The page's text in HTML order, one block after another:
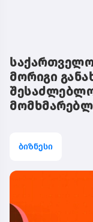
მორიგი
ბიზნესი